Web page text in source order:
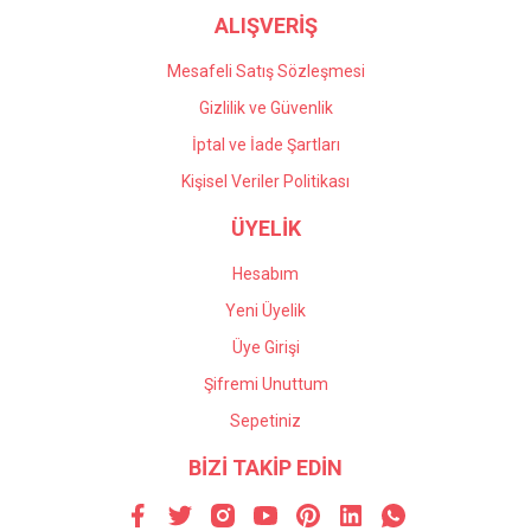
ALIŞVERİŞ
Mesafeli Satış Sözleşmesi
Gizlilik ve Güvenlik
İptal ve İade Şartları
Kişisel Veriler Politikası
ÜYELİK
Hesabım
Yeni Üyelik
Üye Girişi
Şifremi Unuttum
Sepetiniz
BİZİ TAKİP EDİN